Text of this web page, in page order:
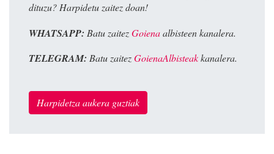
dituzu? Harpidetu zaitez doan!
WHATSAPP: Batu zaitezGoienaalbisteen kanalera.
TELEGRAM: Batu zaitezGoienaAlbisteakkanalera.
Harpidetza aukera guztiak